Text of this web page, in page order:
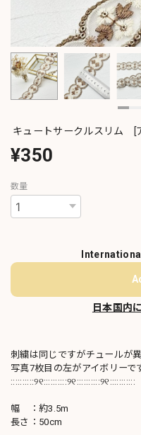
キュートサークルスリム [
¥350
数量
日本国内
刺繍は同じですがチュールが異
写真7枚目の左がアイボリーで
::::::::::୨୧::::::::::୨୧::::::::::୨୧:::::::::::
幅 ：約3.5m
長さ：50cm